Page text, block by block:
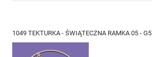
1049 TEKTURKA - ŚWIĄTECZNA RAMKA 05 - G5